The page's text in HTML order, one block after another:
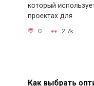
который
проектах для
0 2.7k.
Как выбрать